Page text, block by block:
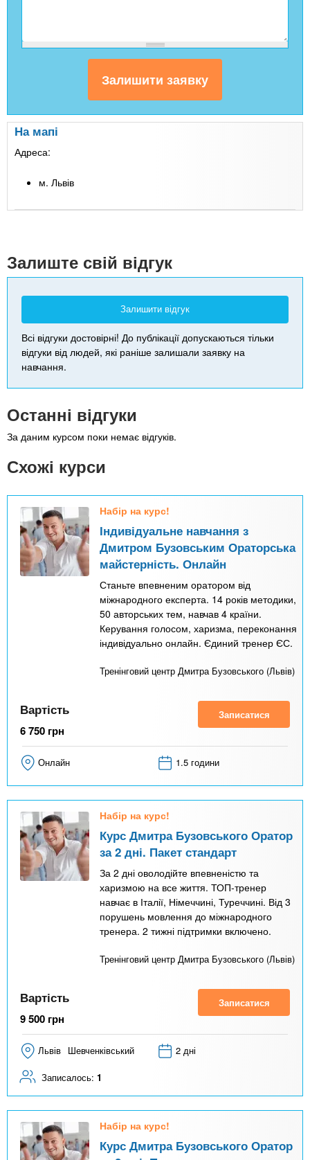
На мапі
Адреса:
м. Львів
Залиште свій відгук
Залишити відгук
Всі відгуки достовірні! До публікації допускаються тільки
відгуки від людей, які раніше залишали заявку на
навчання.
Останні відгуки
За даним курсом поки немає відгуків.
Схожі курси
Набір на курс!
Індивідуальне навчання з
Дмитром Бузовським Ораторська
майстерність. Онлайн
Станьте впевненим оратором від
міжнародного експерта. 14 років методики,
50 авторських тем, навчав 4 країни.
Керування голосом, харизма, переконання
індивідуально онлайн. Єдиний тренер ЄС.
Тренінговий центр Дмитра Бузовського (Львів)
Вартість
6 750 грн
Записатися
Онлайн 1.5 години
Набір на курс!
Курс Дмитра Бузовського Оратор
за 2 дні. Пакет стандарт
За 2 дні оволодійте впевненістю та
харизмою на все життя. ТОП-тренер
навчає в Італії, Німеччині, Туреччині. Від 3
порушень мовлення до міжнародного
тренера. 2 тижні підтримки включено.
Тренінговий центр Дмитра Бузовського (Львів)
Вартість
9 500 грн
Записатися
Львів Шевченківський 2 дні
Записалось: 1
Набір на курс!
Курс Дмитра Бузовського Оратор